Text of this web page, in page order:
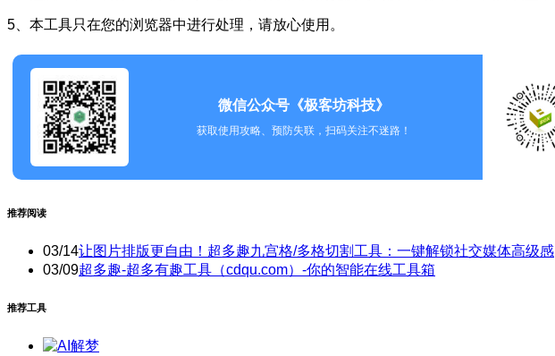
5、本工具只在您的浏览器中进行处理，请放心使用。
微信公众号《极客坊科技》
获取使用攻略、预防失联，扫码关注不迷路！
推荐阅读
03/14让图片排版更自由！超多趣九宫格/多格切割工具：一键解锁社交媒体高级感
03/09超多趣-超多有趣工具（cdqu.com）-你的智能在线工具箱
推荐工具